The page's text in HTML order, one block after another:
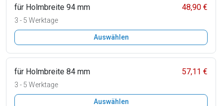
für Holmbreite 94 mm 48,90 €
3 - 5 Werktage
Auswählen
für Holmbreite 84 mm 57,11 €
3 - 5 Werktage
Auswählen